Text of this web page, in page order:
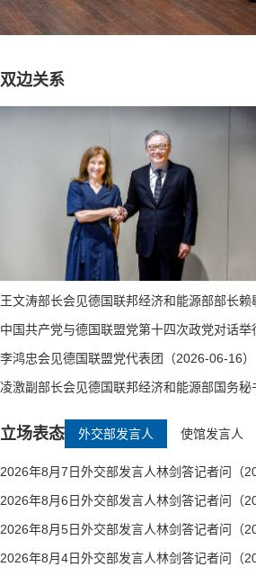
双边关系
王文涛部长会见德国联邦经济和能源部部长赖
中国共产党与德国联盟党第十四次政党对话举
李鸿忠会见德国联盟党代表团（2026-06-16）
凌激副部长会见德国联邦经济和能源部国务
立场表态 外交部发言人 使馆发言人
2026年8月7日外交部发言人林剑答记者问（
2026年8月6日外交部发言人林剑答记者问（
2026年8月5日外交部发言人林剑答记者问（
2026年8月4日外交部发言人林剑答记者问（